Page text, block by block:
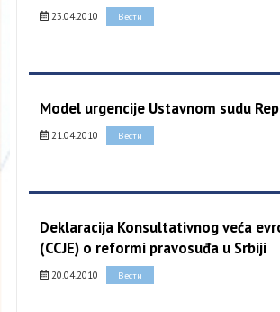
23.04.2010 Вести
Model urgencije Ustavnom sudu
21.04.2010 Вести
Deklaracija Konsultativnog veća
(CCJE) o reformi pravosuđa u Srbiji
20.04.2010 Вести